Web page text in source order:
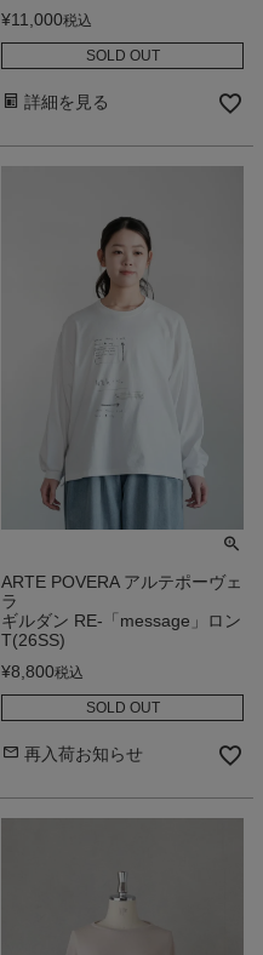
¥11,000税込
SOLD OUT
詳細を見る
ARTE POVERA アルテポーヴェ
ラ
ギルダン RE-「message」ロン
T(26SS)
¥8,800税込
SOLD OUT
再入荷お知らせ